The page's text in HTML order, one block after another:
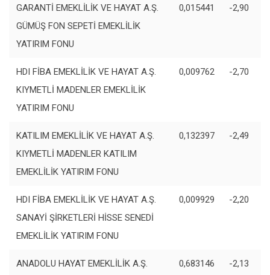
GARANTİ EMEKLİLİK VE HAYAT A.Ş.
GÜMÜŞ FON SEPETİ EMEKLİLİK
YATIRIM FONU
0,015441 -2,90
HDI FİBA EMEKLİLİK VE HAYAT A.Ş.
KIYMETLİ MADENLER EMEKLİLİK
YATIRIM FONU
0,009762 -2,70
KATILIM EMEKLİLİK VE HAYAT A.Ş.
KIYMETLİ MADENLER KATILIM
EMEKLİLİK YATIRIM FONU
0,132397 -2,49
HDI FİBA EMEKLİLİK VE HAYAT A.Ş.
SANAYİ ŞİRKETLERİ HİSSE SENEDİ
EMEKLİLİK YATIRIM FONU
0,009929 -2,20
ANADOLU HAYAT EMEKLİLİK A.Ş.
0,683146 -2,13